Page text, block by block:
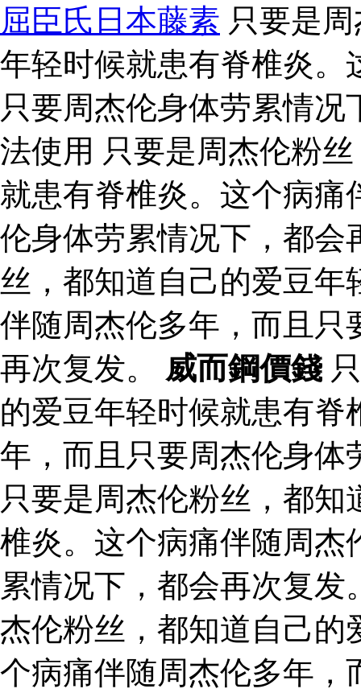
屈臣氏日本藤素 只要是
年轻时候就患有脊椎炎。
只要周杰伦身体劳累情
法使用 只要是周杰伦粉
就患有脊椎炎。这个病痛
伦身体劳累情况下，都会
丝，都知道自己的爱豆
伴随周杰伦多年，而且只
再次复发。 威而鋼價錢
的爱豆年轻时候就患有
年，而且只要周杰伦身体
只要是周杰伦粉丝，都
椎炎。这个病痛伴随周杰
累情况下，都会再次复
杰伦粉丝，都知道自己的
个病痛伴随周杰伦多年，